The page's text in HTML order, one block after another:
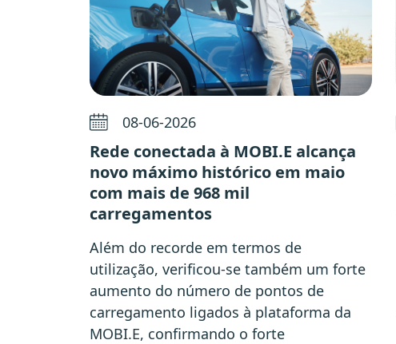
08-06-2026
Rede conectada à MOBI.E alcança
novo máximo histórico em maio
com mais de 968 mil
carregamentos
Além do recorde em termos de
utilização, verificou-se também um forte
aumento do número de pontos de
carregamento ligados à plataforma da
MOBI.E, confirmando o forte